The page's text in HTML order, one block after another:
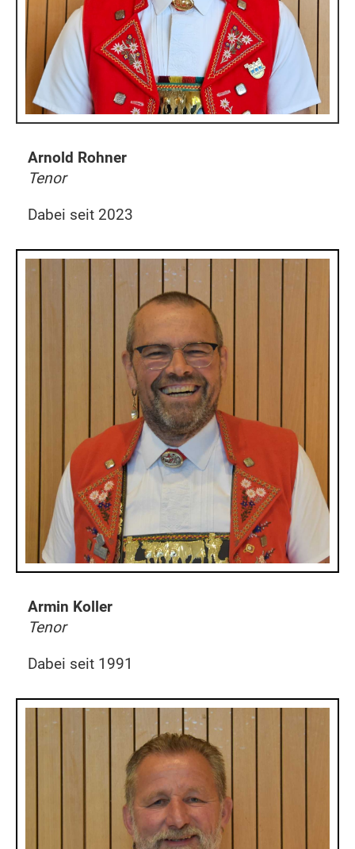
Arnold Rohner
Tenor
Dabei seit 2023
Armin Koller
Tenor
Dabei seit 1991